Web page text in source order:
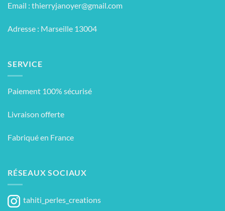
Email : thierryjanoyer@gmail.com
Adresse : Marseille 13004
SERVICE
Paiement 100% sécurisé
Livraison offerte
Fabriqué en France
RÉSEAUX SOCIAUX
tahiti_perles_creations